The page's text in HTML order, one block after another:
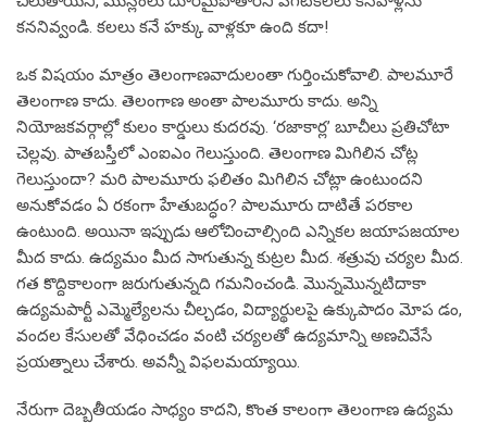
కననివ్వండి. కలలు కనే హక్కు వాళ్లకూ ఉంది కదా!
ఒక విషయం మాత్రం తెలంగాణవాదులంతా గుర్తించుకోవాలి. పాలమూరే
తెలంగాణ కాదు. తెలంగాణ అంతా పాలమూరు కాదు. అన్ని
నియోజకవర్గాల్లో కులం కార్డులు కుదరవు. ‘రజాకార్ల’ బూచీలు ప్రతిచోటా
చెల్లవు. పాతబస్తీలో ఎంఐఎం గెలుస్తుంది. తెలంగాణ మిగిలిన చోట్ల
గెలుస్తుందా? మరి పాలమూరు ఫలితం మిగిలిన చోట్లా ఉంటుందని
అనుకోవడం ఏ రకంగా హేతుబద్ధం? పాలమూరు దాటితే పరకాల
ఉంటుంది. అయినా ఇప్పుడు ఆలోచించాల్సింది ఎన్నికల జయాపజయాల
మీద కాదు. ఉద్యమం మీద సాగుతున్న కుట్రల మీద. శత్రువు చర్యల మీద.
గత కొద్దికాలంగా జరుగుతున్నది గమనించండి. మొన్నమొన్నటిదాకా
ఉద్యమపార్టీ ఎమ్మెల్యేలను చీల్చడం, విద్యార్థులపై ఉక్కుపాదం మోప డం,
వందల కేసులతో వేధించడం వంటి చర్యలతో ఉద్యమాన్ని అణచివేసే
ప్రయత్నాలు చేశారు. అవన్నీ విఫలమయ్యాయి.
నేరుగా దెబ్బతీయడం సాధ్యం కాదని, కొంత కాలంగా తెలంగాణ ఉద్యమ